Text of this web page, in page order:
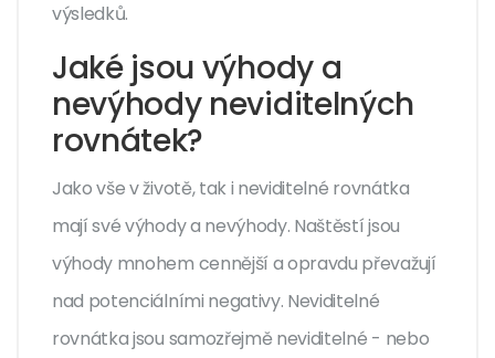
výsledků.
Jaké jsou výhody a
nevýhody neviditelných
rovnátek?
Jako vše v životě, tak i neviditelné rovnátka
mají své výhody a nevýhody. Naštěstí jsou
výhody mnohem cennější a opravdu převažují
nad potenciálními negativy. Neviditelné
rovnátka jsou samozřejmě neviditelné - nebo